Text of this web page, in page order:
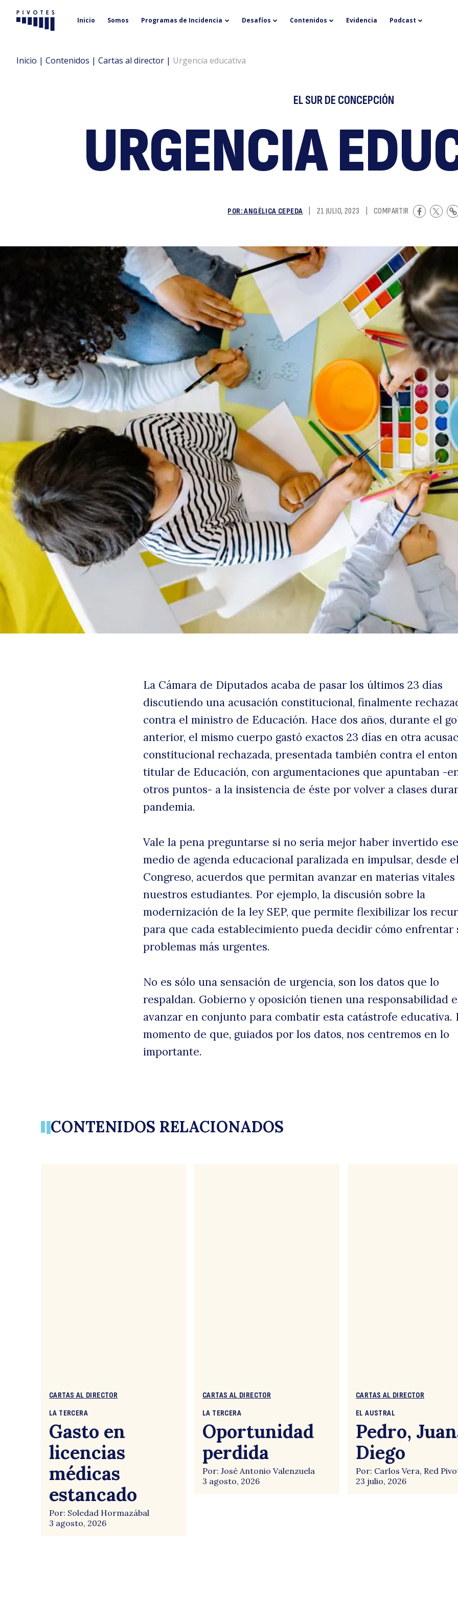
Pivotes Inicio Somos Programas de Incidencia Desafíos Contenidos Evidencia Podcast
Inicio | Contenidos | Cartas al director | Urgencia educativa
EL SUR DE CONCEPCIÓN
URGENCIA
POR: ANGÉLICA CEPEDA 21 JULIO, 2023 COMPARTIR
La Cámara de Diputados acaba de pasar los últimos 23 días
discutiendo una acusación constitucional, finalmente
contra el ministro de Educación. Hace dos años, durante el
anterior, el mismo cuerpo gastó exactos 23 días en otra
constitucional rechazada, presentada también contra el
titular de Educación, con argumentaciones que apuntaban -
otros puntos- a la insistencia de éste por volver a clases
pandemia.
Vale la pena preguntarse si no sería mejor haber invertido
medio de agenda educacional paralizada en impulsar, desde
Congreso, acuerdos que permitan avanzar en materias vitales
nuestros estudiantes. Por ejemplo, la discusión sobre la
modernización de la ley SEP, que permite flexibilizar los
para que cada establecimiento pueda decidir cómo enfrentar
problemas más urgentes.
No es sólo una sensación de urgencia, son los datos que lo
respaldan. Gobierno y oposición tienen una responsabilidad
avanzar en conjunto para combatir esta catástrofe educativa.
momento de que, guiados por los datos, nos centremos en lo
importante.
CONTENIDOS RELACIONADOS
CARTAS AL DIRECTOR
LA TERCERA
Gasto en
licencias
médicas
estancado
Por: Soledad Hormazábal
3 agosto, 2026
CARTAS AL DIRECTOR
LA TERCERA
Oportunidad
perdida
Por: José Antonio Valenzuela
3 agosto, 2026
CARTAS AL DIRECTOR
EL AUSTRAL
Pedro,
Diego
Por: Carlos Vera, Red
23 julio, 2026